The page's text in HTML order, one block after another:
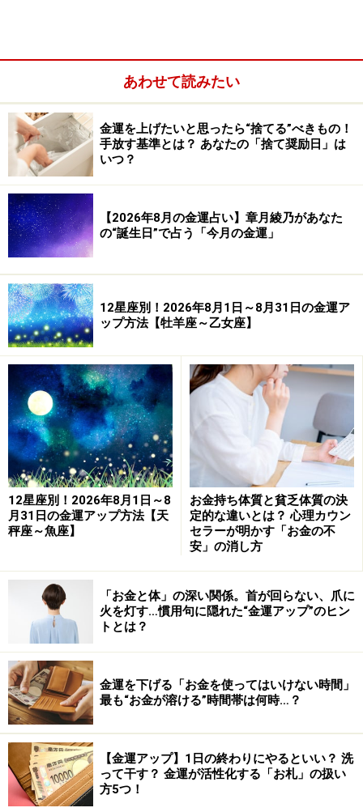
お金を必要としているなら「ほしい」と願うのではな
く、ただ「必要としていること」を認め、「それがまも
なくやってくる」と考えることで、引き寄せる波動を出
すことです。
「ほしい！」と願うのがよくないのは、「いま、な
い！」と言っているのと同じで、それが潜在意識に引き
渡されてしまうからです。「まもなくやってくる」と考
えるとき、思考は可能性のほうに向かうことになり、そ
れゆえ、不思議なことが起こります。
私の知っている人でリストラにあって収入が途絶えた人
がいました。手元には2カ月分の生活費しかなかった。
するとある日友人から突然電話がかかってきて「全く当
てにしていなかった副業の臨時収入があるから」と、ポ
ンと60万円を貸してくれたというのです。
ちょうど蓄えが尽きるころだったので知人は大いに助か
り、その間で再就職を決め友人にお金を返すことができ
たとか。こういう不思議なお金の巡り合わせは人生経験
を積んでいくうちに実感することがけっこうあります。
まるで何か導き手がいるかのように「必要な時」に「必
要な分」のお金が現れる。
お金は必要としている人のところに不思議と回っていく
あわせて読みたい
金運を上げたいと思ったら“捨てる”べきもの！
手放す基準とは？ あなたの「捨て奨励日」は
いつ？
【2026年8月の金運占い】章月綾乃があなた
の“誕生日”で占う「今月の金運」
12星座別！2026年8月1日～8月31日の金運ア
ップ方法【牡羊座～乙女座】
12星座別！2026年8月1日～8
月31日の金運アップ方法【天
秤座～魚座】
お金持ち体質と貧乏体質の決
定的な違いとは？ 心理カウン
セラーが明かす「お金の不
安」の消し方
「お金と体」の深い関係。首が回らない、爪に
火を灯す…慣用句に隠れた“金運アップ”のヒン
トとは？
金運を下げる「お金を使ってはいけない時間」
最も“お金が溶ける”時間帯は何時…？
【金運アップ】1日の終わりにやるといい？ 洗
って干す？ 金運が活性化する「お札」の扱い
方5つ！